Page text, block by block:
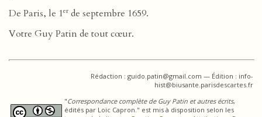
De Paris, le 1er de septembre 1659.
Votre Guy Patin de tout cœur.
Rédaction : guido.patin@gmail.com — Édition : info-
hist@biusante.parisdescartes.fr
"Correspondance complète de Guy Patin et autres écrits,
édités par Loïc Capron." est mis à disposition selon les